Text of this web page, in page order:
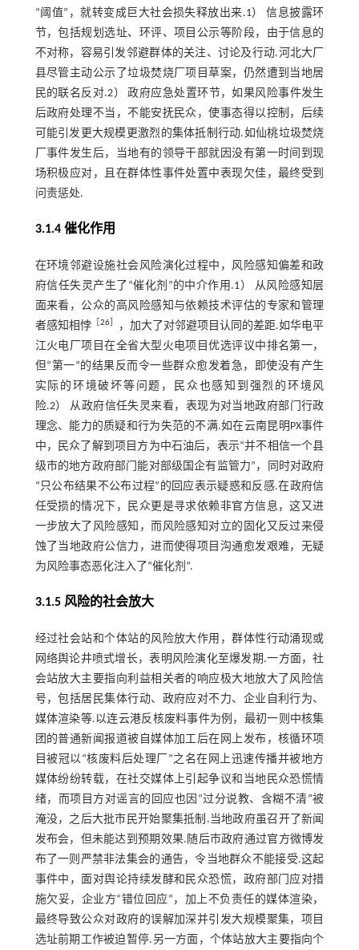
“阈值”，就转变成巨大社会损失释放出来.1） 信息披露环
节，包括规划选址、环评、项目公示等阶段，由于信息的
不对称，容易引发邻避群体的关注、讨论及行动.河北大厂
县尽管主动公示了垃圾焚烧厂项目草案，仍然遭到当地居
民的联名反对.2） 政府应急处置环节，如果风险事件发生
后政府处理不当，不能安抚民众，使事态得以控制，后续
可能引发更大规模更激烈的集体抵制行动.如仙桃垃圾焚烧
厂事件发生后，当地有的领导干部就因没有第一时间到现
场积极应对，且在群体性事件处置中表现欠佳，最终受到
问责惩处.
3.1.4 催化作用
在环境邻避设施社会风险演化过程中，风险感知偏差和政
府信任失灵产生了“催化剂”的中介作用.1） 从风险感知层
面来看，公众的高风险感知与依赖技术评估的专家和管理
者感知相悖［26］
，加大了对邻避项目认同的差距.如华电平
江火电厂项目在全省大型火电项目优选评议中排名第一，
但“第一”的结果反而令一些群众愈发着急，即使没有产生
实际的环境破坏等问题，民众也感知到强烈的环境风
险.2） 从政府信任失灵来看，表现为对当地政府部门行政
理念、能力的质疑和行为失范的不满.如在云南昆明PX事件
中，民众了解到项目方为中石油后，表示“并不相信一个县
级市的地方政府部门能对部级国企有监管力”，同时对政府
“只公布结果不公布过程”的回应表示疑惑和反感.在政府信
任受损的情况下，民众更是寻求依赖非官方信息，这又进
一步放大了风险感知，而风险感知对立的固化又反过来侵
蚀了当地政府公信力，进而使得项目沟通愈发艰难，无疑
为风险事态恶化注入了“催化剂”.
3.1.5 风险的社会放大
经过社会站和个体站的风险放大作用，群体性行动涌现或
网络舆论井喷式增长，表明风险演化至爆发期.一方面，社
会站放大主要指向利益相关者的响应极大地放大了风险信
号，包括居民集体行动、政府应对不力、企业自利行为、
媒体渲染等.以连云港反核废料事件为例，最初一则中核集
团的普通新闻报道被自媒体加工后在网上发布，核循环项
目被冠以“核废料后处理厂”之名在网上迅速传播并被地方
媒体纷纷转载，在社交媒体上引起争议和当地民众恐慌情
绪，而项目方对谣言的回应也因“过分说教、含糊不清”被
淹没，之后大批市民开始聚集抵制.当地政府虽召开了新闻
发布会，但未能达到预期效果.随后市政府通过官方微博发
布了一则严禁非法集会的通告，令当地群众不能接受.这起
事件中，面对舆论持续发酵和民众恐慌，政府部门应对措
施欠妥，企业方“错位回应”，加上不负责任的媒体渲染，
最终导致公众对政府的误解加深并引发大规模聚集，项目
选址前期工作被迫暂停.另一方面，个体站放大主要指向个